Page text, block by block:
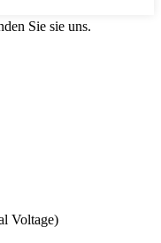
Sie sie uns.